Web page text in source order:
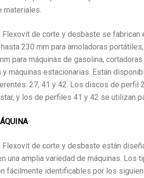
materiales.
de corte y desbaste se fabrican
230 mm para amoladoras
para máquinas de gasolina,
y máquinas estacionarias. Están
27, 41 y 42. Los discos de perfil
y los de perfiles 41 y 42 se utilizan
de corte y desbaste están
una amplia variedad de máquinas. Los
fácilmente identificables por los